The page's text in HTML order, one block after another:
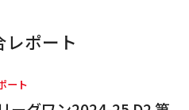
レポート
ート